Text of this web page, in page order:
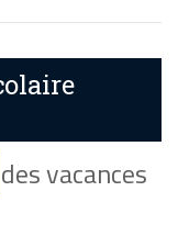
des vacances